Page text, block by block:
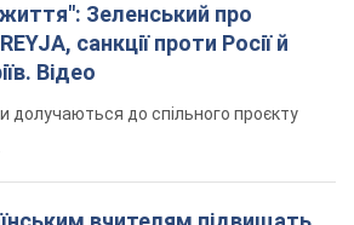
Зеленський про
санкції проти Росії й
Відео
долучаються до спільного проєкту